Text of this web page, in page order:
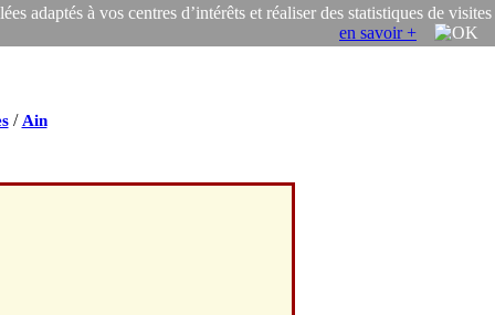
adaptés à vos centres d’intérêts et réaliser des statistiques de visites
en savoir +
/ Ain